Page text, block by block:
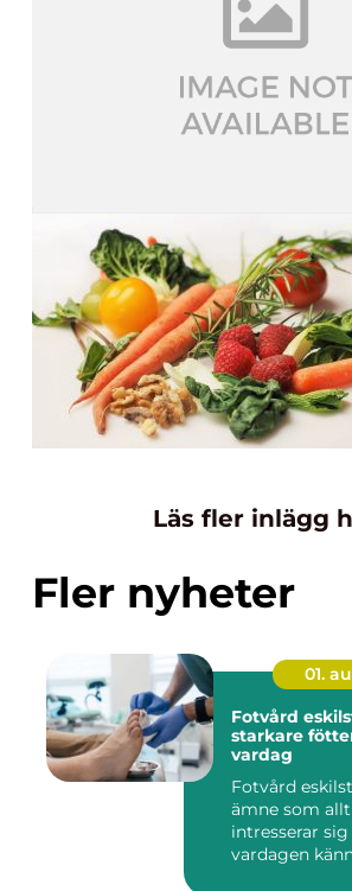
Läs fler inlägg
Fler nyheter
01.
Fotvård
starkare
vardag
Fotvård
ämne som
intresserar
vardagen